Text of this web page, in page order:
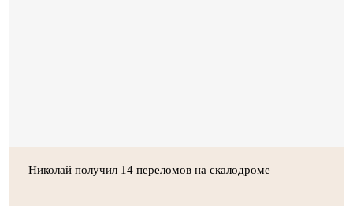
Николай получил 14 переломов на скалодроме